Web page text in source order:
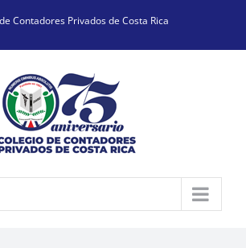
Contadores Privados de Costa Rica